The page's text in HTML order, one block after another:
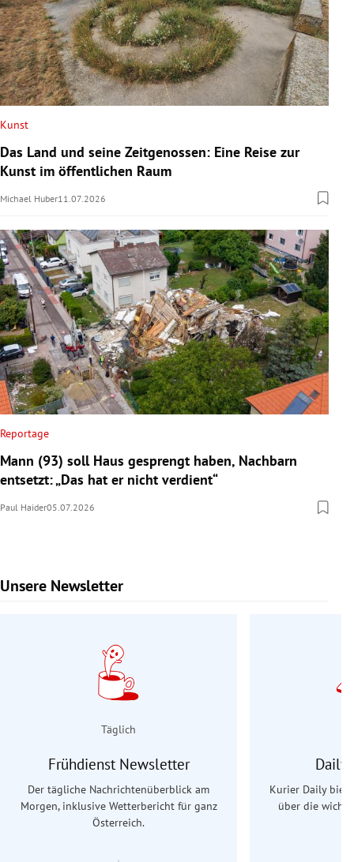
Kunst
Das Land und seine Zeitgenossen: Eine Reise zur
Kunst im öffentlichen Raum
Michael Huber11.07.2026
Reportage
Mann (93) soll Haus gesprengt haben, Nachbarn
entsetzt: „Das hat er nicht verdient“
Paul Haider05.07.2026
Unsere Newsletter
Slide 1 von 9
Täglich
Frühdienst Newsletter
Der tägliche Nachrichtenüberblick am
Morgen, inklusive Wetterbericht für ganz
Österreich.
Daily
Kurier Daily
über die